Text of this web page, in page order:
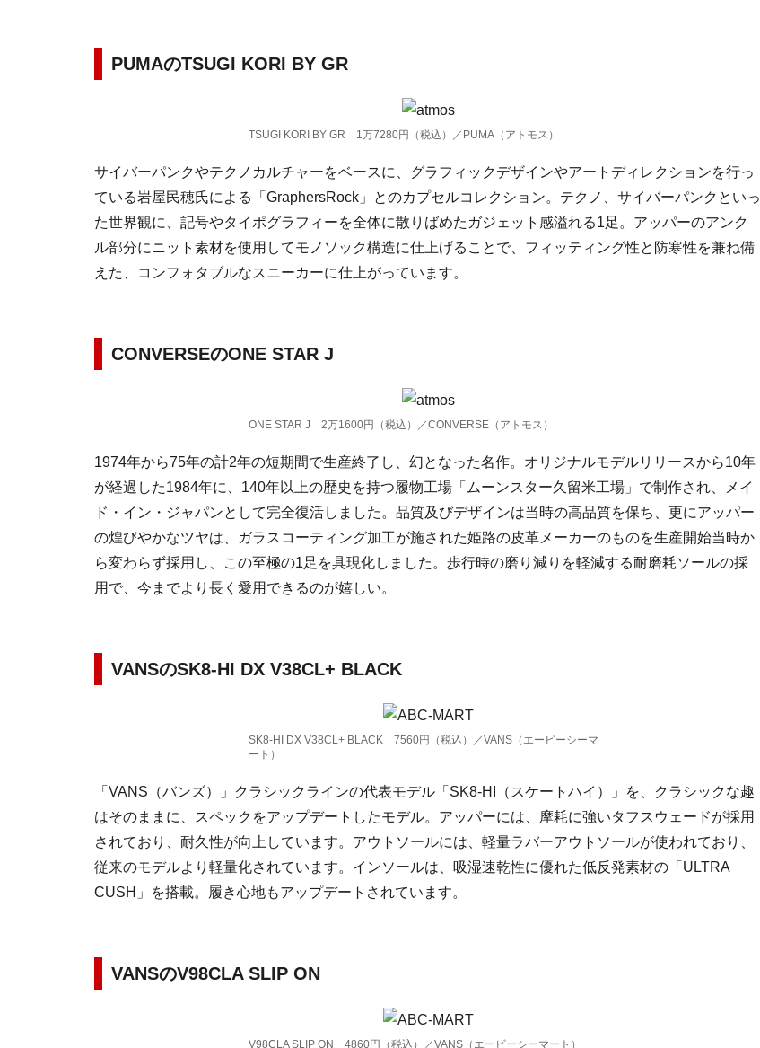
PUMAのTSUGI KORI BY GR
TSUGI KORI BY GR 1万7280円（税込）／PUMA（アトモス）
サイバーパンクやテクノカルチャーをベースに、グラフィックデザインやアートディレクションを行っ
ている岩屋民穂氏による「GraphersRock」とのカプセルコレクション。テクノ、サイバーパンクといっ
た世界観に、記号やタイポグラフィーを全体に散りばめたガジェット感溢れる1足。アッパーのアンク
ル部分にニット素材を使用してモノソック構造に仕上げることで、フィッティング性と防寒性を兼ね備
えた、コンフォタブルなスニーカーに仕上がっています。
CONVERSEのONE STAR J
ONE STAR J 2万1600円（税込）／CONVERSE（アトモス）
1974年から75年の計2年の短期間で生産終了し、幻となった名作。オリジナルモデルリリースから10年
が経過した1984年に、140年以上の歴史を持つ履物工場「ムーンスター久留米工場」で制作され、メイ
ド・イン・ジャパンとして完全復活しました。品質及びデザインは当時の高品質を保ち、更にアッパー
の煌びやかなツヤは、ガラスコーティング加工が施された姫路の皮革メーカーのものを生産開始当時か
ら変わらず採用し、この至極の1足を具現化しました。歩行時の磨り減りを軽減する耐磨耗ソールの採
用で、今までより長く愛用できるのが嬉しい。
VANSのSK8-HI DX V38CL+ BLACK
SK8-HI DX V38CL+ BLACK 7560円（税込）／VANS（エービーシーマ
ート）
「VANS（バンズ）」クラシックラインの代表モデル「SK8-HI（スケートハイ）」を、クラシックな趣
はそのままに、スペックをアップデートしたモデル。アッパーには、摩耗に強いタフスウェードが採用
されており、耐久性が向上しています。アウトソールには、軽量ラバーアウトソールが使われており、
従来のモデルより軽量化されています。インソールは、吸湿速乾性に優れた低反発素材の「ULTRA
CUSH」を搭載。履き心地もアップデートされています。
VANSのV98CLA SLIP ON
V98CLA SLIP ON 4860円（税込）／VANS（エービーシーマート）